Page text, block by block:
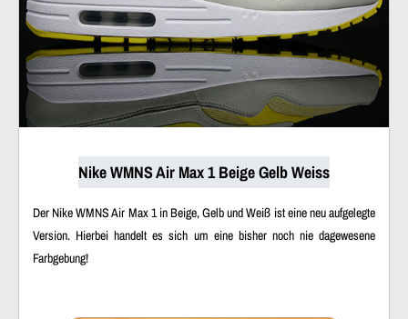
Nike WMNS Air Max 1 Beige Gelb Weiss
Der Nike WMNS Air Max 1 in Beige, Gelb und Weiß ist eine neu aufgelegte
Version. Hierbei handelt es sich um eine bisher noch nie dagewesene
Farbgebung!